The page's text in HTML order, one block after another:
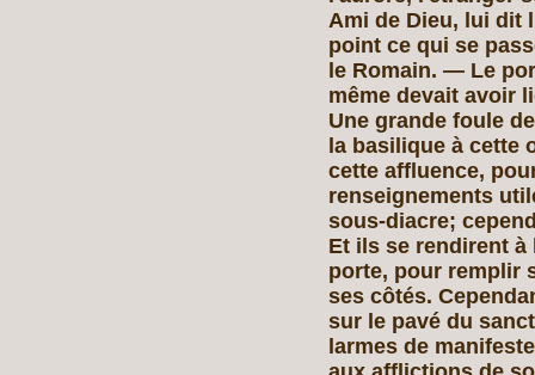
Ami de Dieu, lui dit
point ce qui se
le Romain. — Le
même devait avoir
Une grande foule
la basilique à cette
cette affluence,
renseignements
sous-diacre;
Et ils se rendirent
porte, pour remplir
ses côtés.
sur le pavé du
larmes de